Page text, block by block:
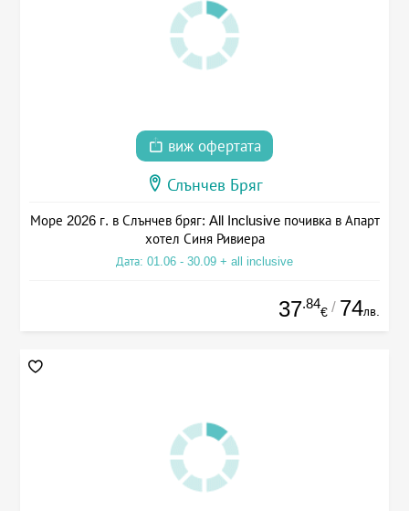
виж офертата
Слънчев Бряг
Море 2026 г. в Слънчев бряг: All Inclusive почивка в Апарт
хотел Синя Ривиера
Дата: 01.06 - 30.09 + all inclusive
37.84
€ / 74лв.